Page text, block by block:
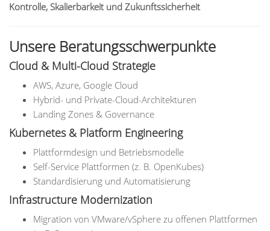
Kontrolle, Skalierbarkeit und Zukunftssicherheit
Unsere Beratungsschwerpunkte
Cloud & Multi-Cloud Strategie
AWS, Azure, Google Cloud
Hybrid- und Private-Cloud-Architekturen
Landing Zones & Governance
Kubernetes & Platform Engineering
Plattformdesign und Betriebsmodelle
Self-Service Plattformen (z. B. OpenKubes)
Standardisierung und Automatisierung
Infrastructure Modernization
Migration von VMware/vSphere zu offenen Plattformen